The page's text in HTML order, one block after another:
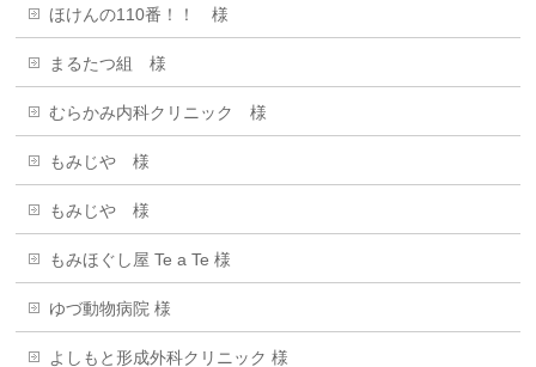
ほけんの110番！！ 様
まるたつ組 様
むらかみ内科クリニック 様
もみじや 様
もみじや 様
もみほぐし屋 Te a Te 様
ゆづ動物病院 様
よしもと形成外科クリニック 様